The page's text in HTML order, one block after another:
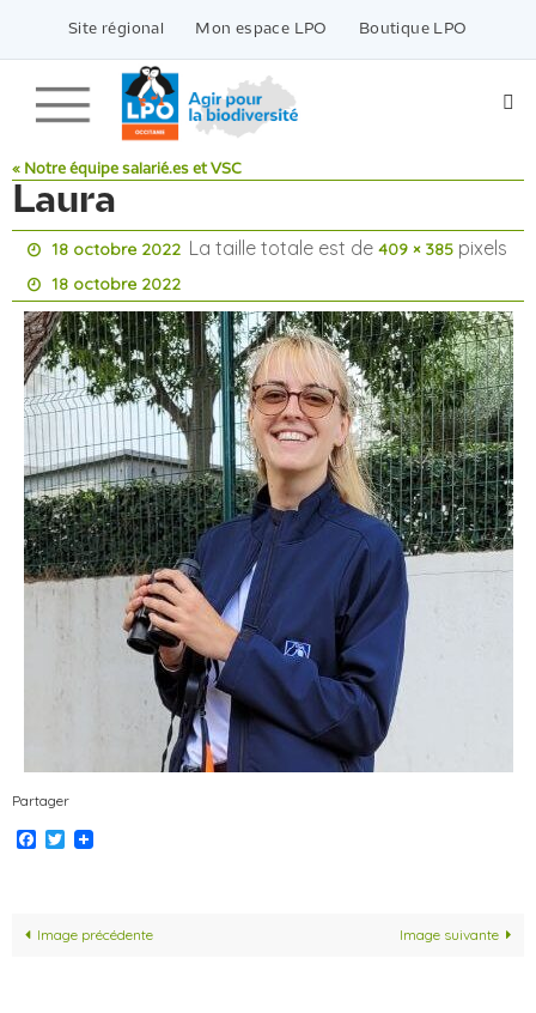
contenu
Site régional Mon espace LPO Boutique LPO
« Notre équipe salarié.es et VSC
Laura
18 octobre 2022 La taille totale est de409 × 385 pixels
18 octobre 2022
Partager
Facebook
Twitter
Image précédente Image suivante